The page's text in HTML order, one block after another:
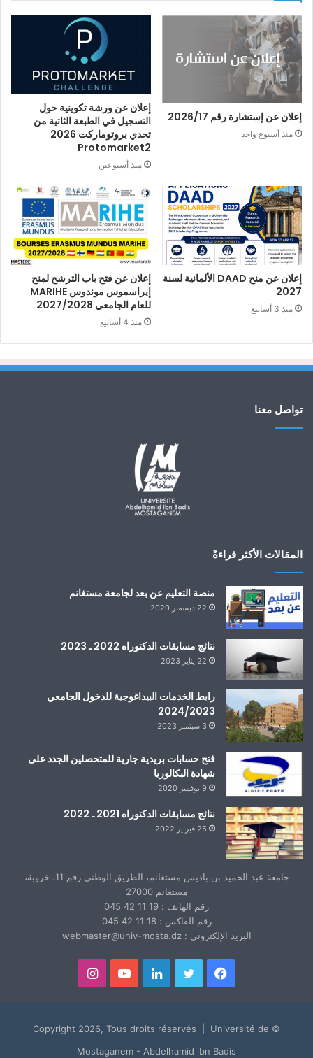
إعلان عن إستشارة رقم 2026/17
منذ أسبوع واحد
إعلان عن ورشة تكوينية حول
التسجيل في الطبعة الثاتية من
تحدي بروتوماركت 2026
Protomarket2
منذ أسبوعين
إعلان عن منح DAAD الألمانية لسنة
2027
منذ 3 أسابيع
إعلان عن فتح باب الترشح لمنح
إيراسموس موندوس MARIHE
للعام الجامعي 2027/2028
منذ 4 أسابيع
تواصل معنا
المقالات الأكثر قراءةً
منصة التعليم عن بعد لجامعة مستغانم
22 ديسمبر 2020
نتائج مسابقات الدكتوراه 2022 ـ 2023
22 يناير 2023
رابط الخدمات البيداغوجية للدخول الجامعي
2024/2023
3 سبتمبر 2023
فتح حسابات بريدية جارية للمتحصلين الجدد على
شهادة البكالوريا
9 نوفمبر 2020
نتائج مسابقات الدكتوراه 2021 ـ 2022
25 فبراير 2022
جامعة عبد الحميد بن باديس مستغانم، الطريق الوطني رقم 11، خروبة،
مستغانم 27000
رقم الهاتف : 19 11 42 045
رقم الفاكس : 18 11 42 045
البريد الإلكتروني : webmaster@univ-mosta.dz
فيسبوك تويتر لينكدإنيوتيوبانستقرام
© Copyright 2026, Tous droits réservés | Université de
Mostaganem - Abdelhamid ibn Badis